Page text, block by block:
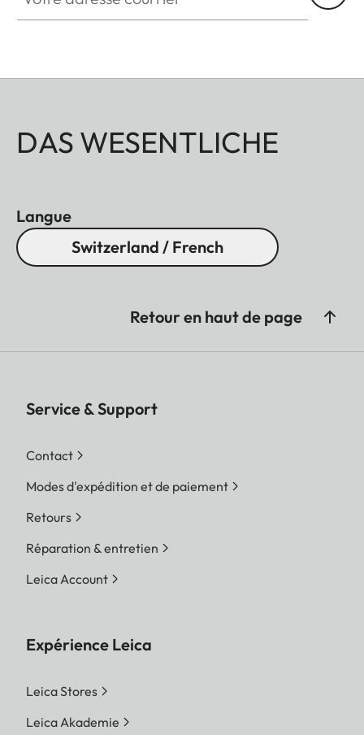
DAS WESENTLICHE
Langue
Switzerland / French
Retour en haut de page
Service & Support
Contact
Modes d'expédition et de paiement
Retours
Réparation & entretien
Leica Account
Expérience Leica
Leica Stores
Leica Akademie